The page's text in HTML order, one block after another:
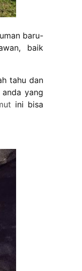
baru-
baik
tahu dan
yang
ini bisa